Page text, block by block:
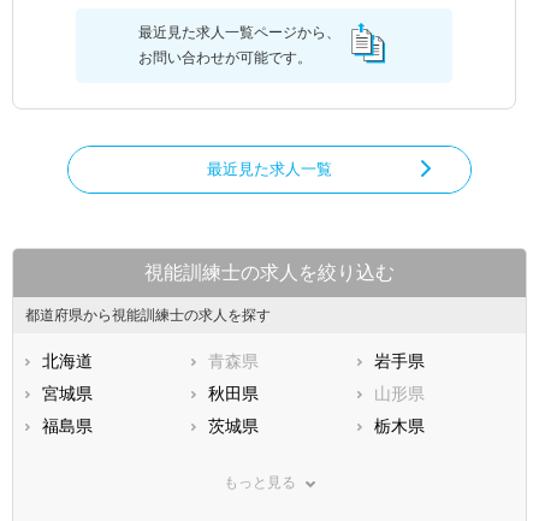
最近見た求人一覧ページから、
お問い合わせが可能です。
最近見た求人一覧
視能訓練士の求人を絞り込む
都道府県から視能訓練士の求人を探す
北海道 青森県
岩手県
宮城県
秋田県
山形県
福島県
茨城県
栃木県
神奈川県
もっと見る